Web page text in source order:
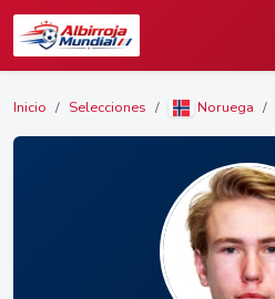
Inicio Selecciones Noruega